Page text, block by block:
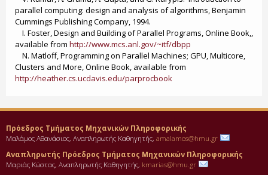
parallel computing: design and analysis of algorithms, Benjamin
Cummings Publishing Company, 1994.
I. Foster, Design and Building of Parallel Programs, Online Book,,
available from http://www.mcs.anl.gov/~itf/dbpp
N. Matloff, Programming on Parallel Machines; GPU, Multicore,
Clusters and More, Online Book, available from
http://heather.cs.ucdavis.edu/parprocbook
Πρόεδρος Τμήματος Μηχανικών Πληροφορικής
Μαλάμος Αθανάσιος, Αναπληρωτής Καθηγητής, amalamos@hmu.gr
Αναπληρωτής Πρόεδρος Τμήματος Μηχανικών Πληροφορικής
Μαριάς Κώστας, Αναπληρωτής Καθηγητής, kmarias@hmu.gr